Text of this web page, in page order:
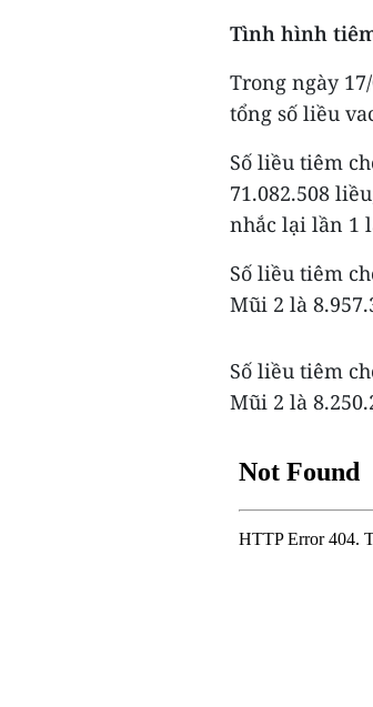
Tình hình
Trong ngày
tổng số liều
Số liều tiêm
71.082.508
nhắc lại lần 1
Số liều tiêm
Mũi 2 là
Số liều tiêm
Mũi 2 là